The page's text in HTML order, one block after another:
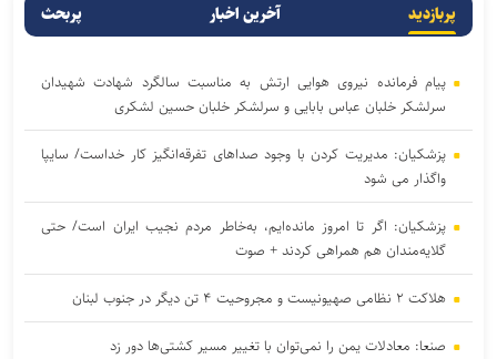
پربازدید آخرین اخبار پربحث
پیام فرمانده نیروی هوایی ارتش به مناسبت سالگرد شهادت شهیدان
سرلشکر خلبان عباس بابایی و سرلشکر خلبان حسین لشکری
پزشکیان: مدیریت کردن با وجود صداهای تفرقه‌انگیز کار خداست/ سایپا
واگذار می شود
پزشکیان: اگر تا امروز مانده‌ایم، به‌خاطر مردم نجیب ایران است/ حتی
گلایه‌مندان هم همراهی کردند + صوت
هلاکت ۲ نظامی صهیونیست و مجروحیت ۴ تن دیگر در جنوب لبنان
صنعا: معادلات یمن را نمی‌توان با تغییر مسیر کشتی‌ها دور زد